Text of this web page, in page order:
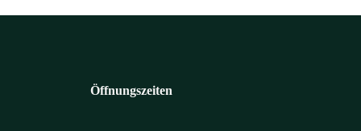
Öffnungszeiten